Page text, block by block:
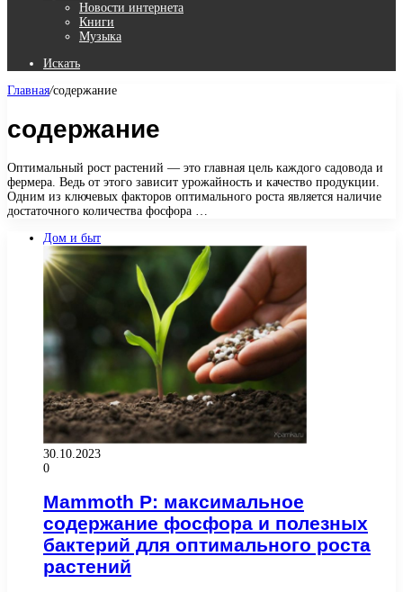
Новости интернета
Книги
Музыка
Искать
Главная/содержание
содержание
Оптимальный рост растений — это главная цель каждого садовода и
фермера. Ведь от этого зависит урожайность и качество продукции.
Одним из ключевых факторов оптимального роста является наличие
достаточного количества фосфора …
Дом и быт
30.10.2023
0
Mammoth P: максимальное
содержание фосфора и полезных
бактерий для оптимального роста
растений